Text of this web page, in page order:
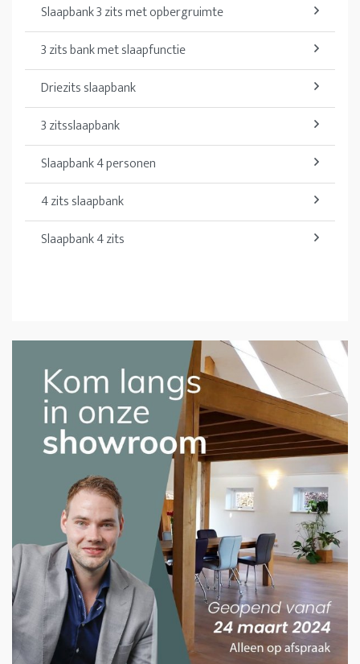
Slaapbank 3 zits met opbergruimte
3 zits bank met slaapfunctie
Driezits slaapbank
3 zitsslaapbank
Slaapbank 4 personen
4 zits slaapbank
Slaapbank 4 zits